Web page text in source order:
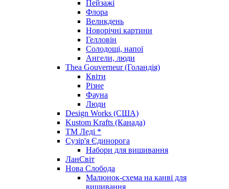
Пейзажі
Флора
Великдень
Новорічні картини
Гелловін
Солодощі, напої
Ангели, люди
Thea Gouverneur (Голандія)
Квіти
Різне
Фауна
Люди
Design Works (США)
Kustom Krafts (Канада)
ТМ Леді *
Сузір'я Єдинорога
Набори для вишивання
ЛанСвіт
Нова Слобода
Малюнок-схема на канві для
вишивання